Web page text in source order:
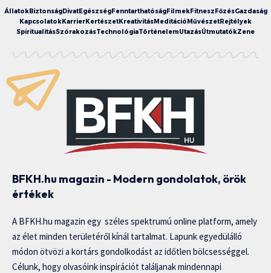
ÁllatokBiztonságDivatEgészségFenntarthatóságFilmekFitneszFőzésGazdaság
KapcsolatokKarrierKertészetKreativitásMeditációMűvészetRejtélyek
SpiritualitásSzórakozásTechnológiaTörténelemUtazásÚtmutatókZene
BFKH.hu magazin - Modern gondolatok, örök
értékek
A BFKH.hu magazin egy széles spektrumú online platform, amely
az élet minden területéről kínál tartalmat. Lapunk egyedülálló
módon ötvözi a kortárs gondolkodást az időtlen bölcsességgel.
Célunk, hogy olvasóink inspirációt találjanak mindennapi